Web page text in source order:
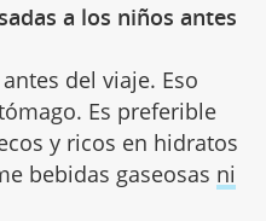
a los niños antes
del viaje. Eso
Es preferible
y ricos en hidratos
bebidas gaseosas ni